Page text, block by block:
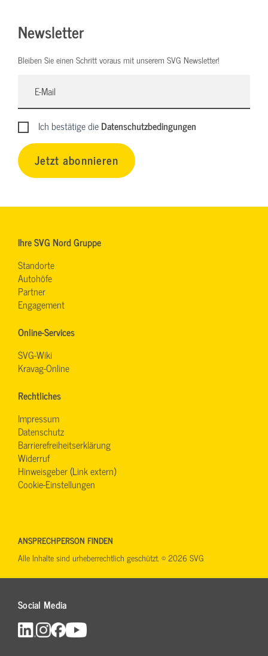
Newsletter
Bleiben Sie einen Schritt voraus mit unserem SVG Newsletter!
Ich bestätige dieDatenschutzbedingungen
Jetzt abonnieren
Ihre SVG Nord Gruppe
Standorte
Autohöfe
Partner
Engagement
Online-Services
SVG-Wiki
Kravag-Online
Rechtliches
Impressum
Datenschutz
Barrierefreiheitserklärung
Widerruf
Hinweisgeber (Link extern)
Cookie-Einstellungen
Social Media
ANSPRECHPERSON FINDEN
Alle Inhalte sind urheberrechtlich geschützt. © 2026 SVG